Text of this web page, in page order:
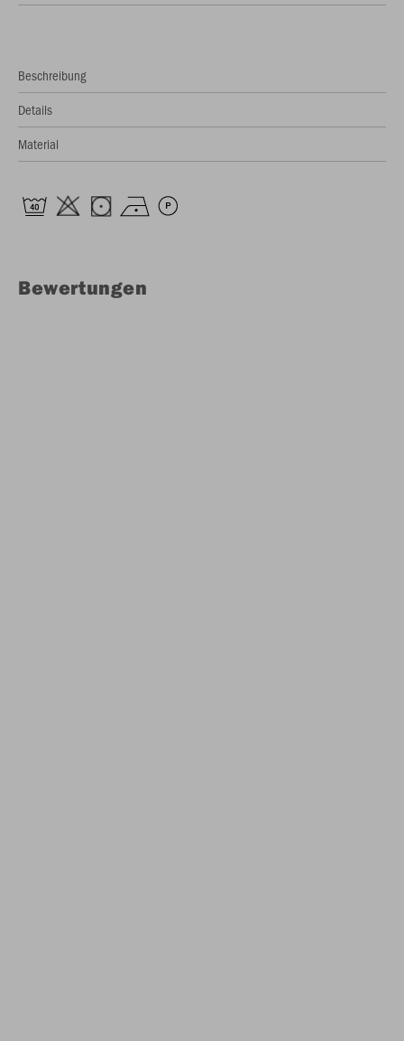
Beschreibung
Details
Material
Bewertungen